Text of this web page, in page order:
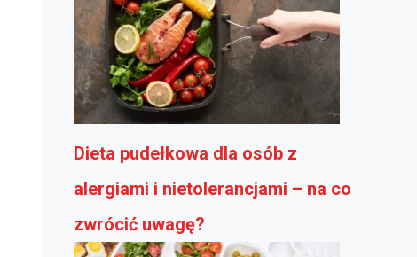
Dieta pudełkowa dla osób z
alergiami i nietolerancjami – na co
zwrócić uwagę?